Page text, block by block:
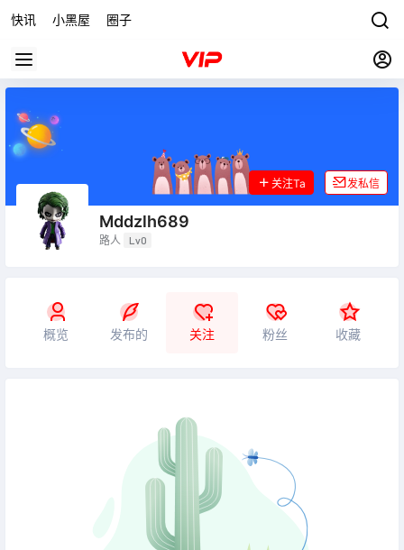
快讯 小黑屋 圈子
Mddzlh689
路人 Lv0
关注Ta 发私信
概览 发布的 关注 粉丝 收藏